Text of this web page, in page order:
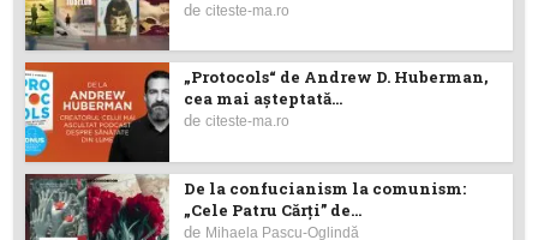
deciteste-ma.ro
„Protocols“ de Andrew D. Huberman,
cea mai așteptată...
deciteste-ma.ro
De la confucianism la comunism:
„Cele Patru Cărți” de...
de Mihaela Pascu-Oglindă